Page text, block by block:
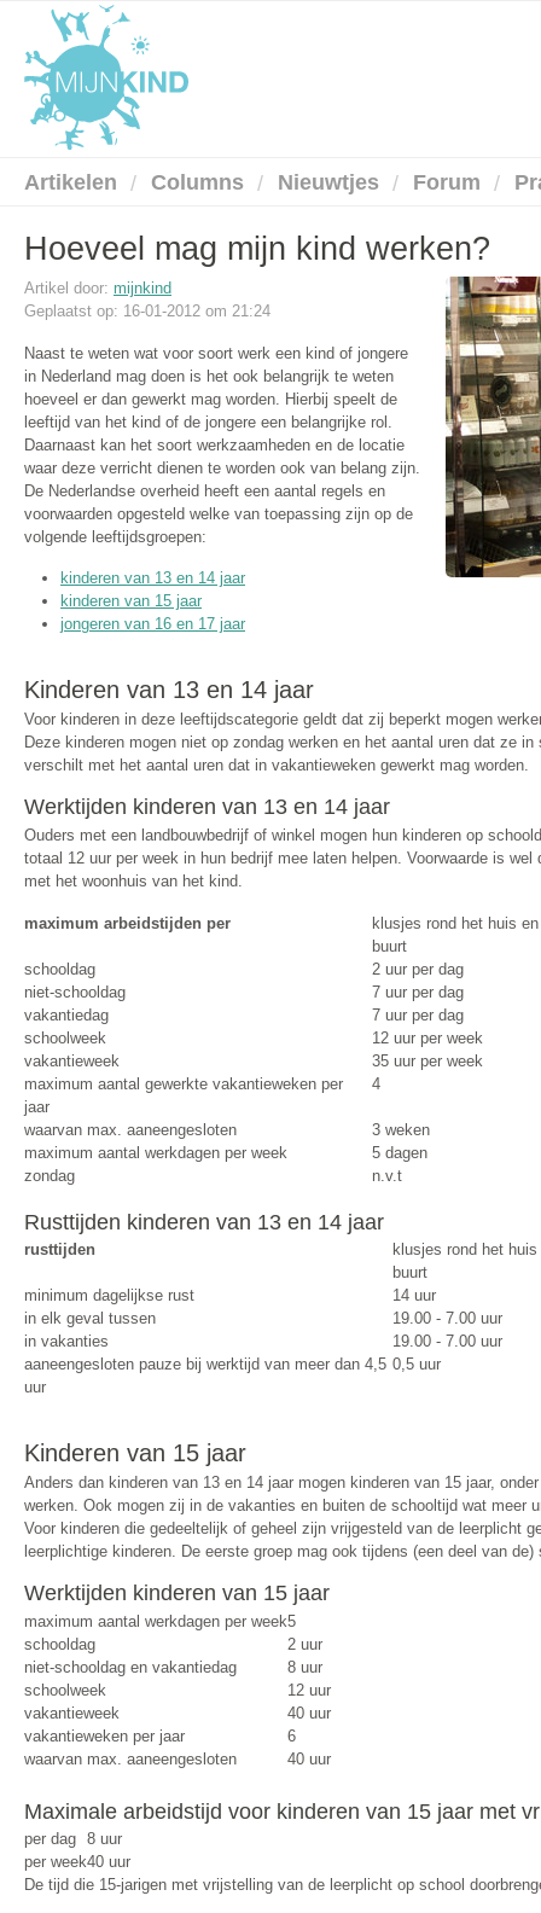
Artikelen Columns Nieuwtjes Forum
Hoeveel mag mijn kind werken?
Artikel door: mijnkind
Geplaatst op: 16-01-2012 om 21:24
Naast te weten wat voor soort werk een kind of jongere
in Nederland mag doen is het ook belangrijk te weten
hoeveel er dan gewerkt mag worden. Hierbij speelt de
leeftijd van het kind of de jongere een belangrijke rol.
Daarnaast kan het soort werkzaamheden en de locatie
waar deze verricht dienen te worden ook van belang zijn.
De Nederlandse overheid heeft een aantal regels en
voorwaarden opgesteld welke van toepassing zijn op de
volgende leeftijdsgroepen:
kinderen van 13 en 14 jaar
kinderen van 15 jaar
jongeren van 16 en 17 jaar
Kinderen van 13 en 14 jaar
Voor kinderen in deze leeftijdscategorie geldt dat zij beperkt mogen
Deze kinderen mogen niet op zondag werken en het aantal uren dat ze
verschilt met het aantal uren dat in vakantieweken gewerkt mag worden.
Werktijden kinderen van 13 en 14 jaar
Ouders met een landbouwbedrijf of winkel mogen hun kinderen op
totaal 12 uur per week in hun bedrijf mee laten helpen. Voorwaarde is
met het woonhuis van het kind.
maximum arbeidstijden per
klusjes rond het huis
buurt
schooldag
2 uur per dag
niet-schooldag
7 uur per dag
vakantiedag
7 uur per dag
schoolweek
12 uur per week
vakantieweek
35 uur per week
maximum aantal gewerkte vakantieweken per
jaar
4
waarvan max. aaneengesloten
3 weken
maximum aantal werkdagen per week
5 dagen
zondag
n.v.t
Rusttijden kinderen van 13 en 14 jaar
rusttijden
klusjes rond het
buurt
minimum dagelijkse rust
14 uur
in elk geval tussen
19.00 - 7.00 uur
in vakanties
19.00 - 7.00 uur
aaneengesloten pauze bij werktijd van meer dan 4,5
uur
0,5 uur
Kinderen van 15 jaar
Anders dan kinderen van 13 en 14 jaar mogen kinderen van 15 jaar,
werken. Ook mogen zij in de vakanties en buiten de schooltijd wat meer
Voor kinderen die gedeeltelijk of geheel zijn vrijgesteld van de leerplicht
leerplichtige kinderen. De eerste groep mag ook tijdens (een deel van
Werktijden kinderen van 15 jaar
maximum aantal werkdagen per week5
schooldag
2 uur
niet-schooldag en vakantiedag
8 uur
schoolweek
12 uur
vakantieweek
40 uur
vakantieweken per jaar
6
waarvan max. aaneengesloten
40 uur
Maximale arbeidstijd voor kinderen van 15 jaar met
per dag 8 uur
per week40 uur
De tijd die 15-jarigen met vrijstelling van de leerplicht op school